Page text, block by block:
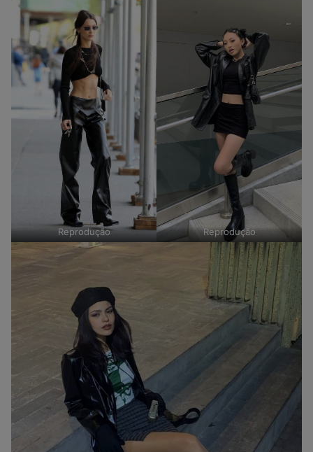
Reprodução Reprodução